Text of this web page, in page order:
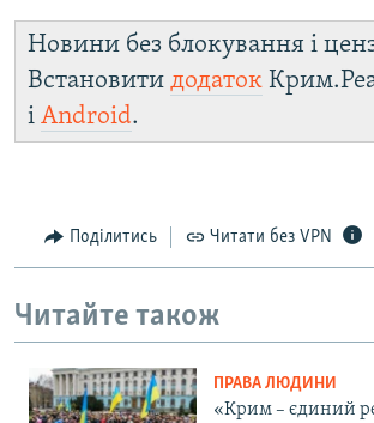
Новини без блокування і
Встановити додаток
і Android.
Поділитись Читати без VPN
Читайте також
ПРАВА ЛЮДИНИ
«Крим – єдиний